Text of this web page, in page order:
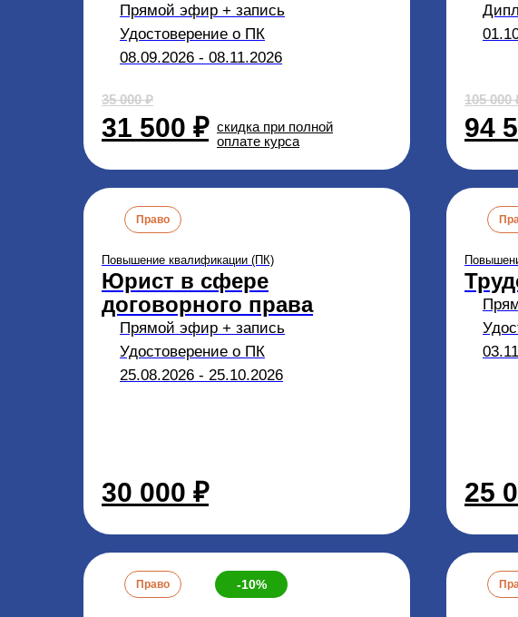
30 000 ₽
Повышение квалификации (ПК)
Юрист в сфере
договорного права
Прямой эфир + запись
Удостоверение о ПК
25.08.2026 - 25.10.2026
Право
25
94
105 000
31 500 ₽
Прямой эфир + запись
Удостоверение о ПК
08.09.2026 - 08.11.2026
35 000 ₽
скидка при полной
оплате курса
Право -10%